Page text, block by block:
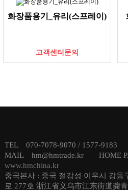
화장품용기_유리(스프레이)
고객센터문의
TEL 070-7078-9070 / 1577-
MAIL hm@hmtrade.kr HOME
www.hmchina.kr
중국본사 : 중국 절강성 이우시 강동
로 277호 浙江省义乌市江东街道龚